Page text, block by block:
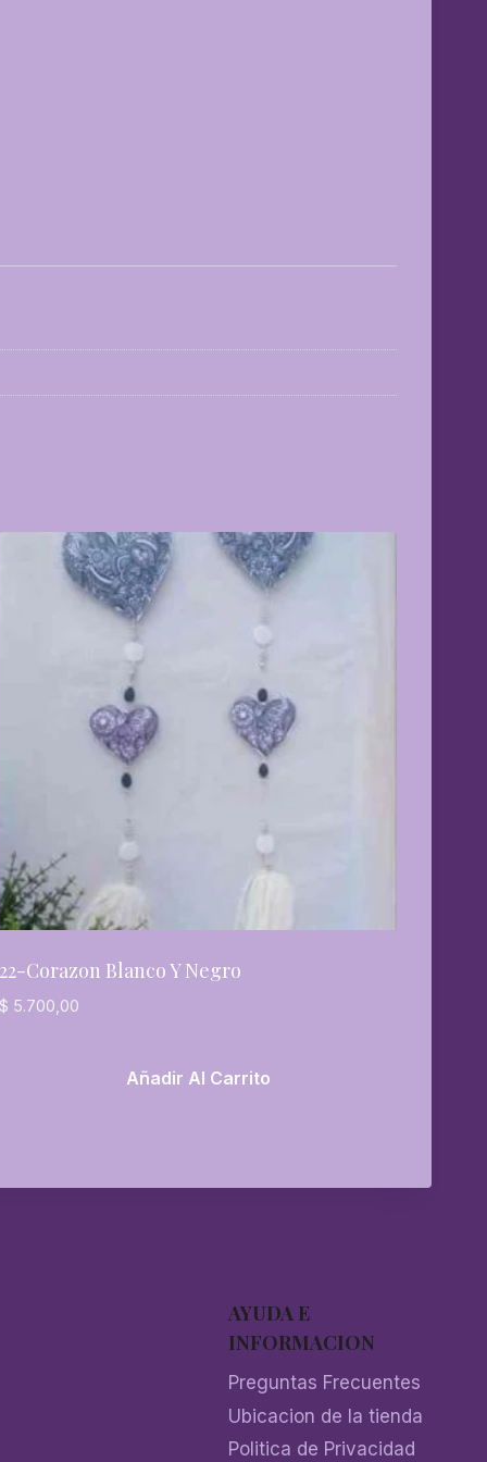
22-Corazon Blanco Y Negro
$ 5.700,00
Añadir Al Carrito
AYUDA E
INFORMACION
Preguntas Frecuentes
Ubicacion de la tienda
Politica de Privacidad